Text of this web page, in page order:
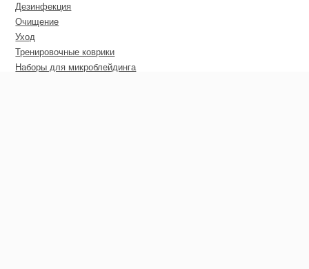
Дезинфекция
Очищение
Уход
Тренировочные коврики
Наборы для микроблейдинга